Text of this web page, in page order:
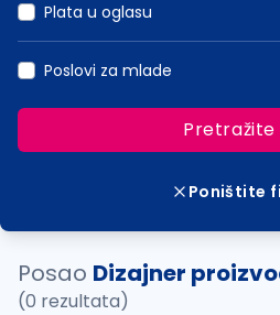
Plata u oglasu
Poslovi za mlade
Pretražite
Poništite
Posao Dizajner
(0 rezultata)